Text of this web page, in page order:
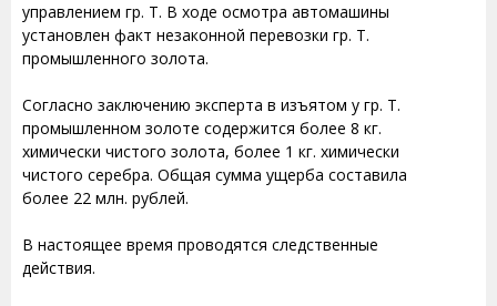
управлением гр. Т. В ходе осмотра автомашины
установлен факт незаконной перевозки гр. Т.
промышленного золота.
Согласно заключению эксперта в изъятом у гр. Т.
промышленном золоте содержится более 8 кг.
химически чистого золота, более 1 кг. химически
чистого серебра. Общая сумма ущерба составила
более 22 млн. рублей.
В настоящее время проводятся следственные
действия.